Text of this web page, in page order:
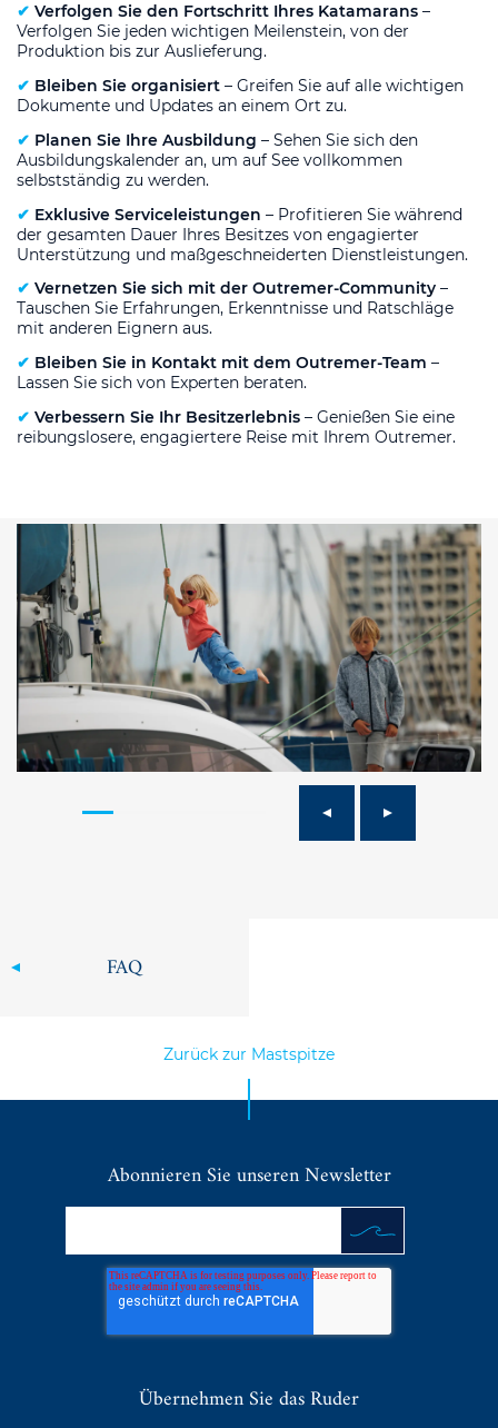
✔ Verfolgen Sie den Fortschritt Ihres Katamarans –
Verfolgen Sie jeden wichtigen Meilenstein, von der
Produktion bis zur Auslieferung.
✔ Bleiben Sie organisiert – Greifen Sie auf alle wichtigen
Dokumente und Updates an einem Ort zu.
✔ Planen Sie Ihre Ausbildung – Sehen Sie sich den
Ausbildungskalender an, um auf See vollkommen
selbstständig zu werden.
✔ Exklusive Serviceleistungen – Profitieren Sie während
der gesamten Dauer Ihres Besitzes von engagierter
Unterstützung und maßgeschneiderten Dienstleistungen.
✔ Vernetzen Sie sich mit der Outremer-Community –
Tauschen Sie Erfahrungen, Erkenntnisse und Ratschläge
mit anderen Eignern aus.
✔ Bleiben Sie in Kontakt mit dem Outremer-Team –
Lassen Sie sich von Experten beraten.
✔ Verbessern Sie Ihr Besitzerlebnis – Genießen Sie eine
reibungslosere, engagiertere Reise mit Ihrem Outremer.
FAQ
Abonnieren Sie unseren Newsletter
Übernehmen Sie das Ruder
Zurück zur Mastspitze